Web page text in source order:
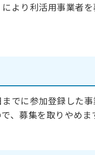
より利活用事業者を
でに参加登録した
、募集を取りやめま